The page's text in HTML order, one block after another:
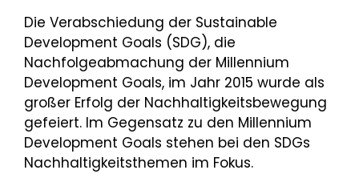
Die Verabschiedung der Sustainable
Development Goals (SDG), die
Nachfolgeabmachung der Millennium
Development Goals, im Jahr 2015 wurde als
großer Erfolg der Nachhaltigkeitsbewegung
gefeiert. Im Gegensatz zu den Millennium
Development Goals stehen bei den SDGs
Nachhaltigkeitsthemen im Fokus.